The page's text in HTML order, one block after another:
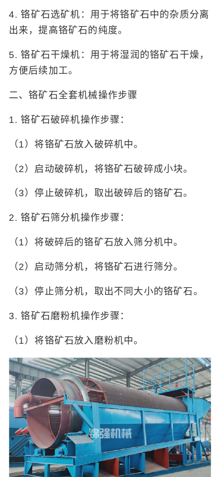
4. 铬矿石选矿机：用于将铬矿石中的杂质分离
出来，提高铬矿石的纯度。
5. 铬矿石干燥机：用于将湿润的铬矿石干燥，
方便后续加工。
二、铬矿石全套机械操作步骤
1. 铬矿石破碎机操作步骤：
（1）将铬矿石放入破碎机中。
（2）启动破碎机，将铬矿石破碎成小块。
（3）停止破碎机，取出破碎后的铬矿石。
2. 铬矿石筛分机操作步骤：
（1）将破碎后的铬矿石放入筛分机中。
（2）启动筛分机，将铬矿石进行筛分。
（3）停止筛分机，取出不同大小的铬矿石。
3. 铬矿石磨粉机操作步骤：
（1）将铬矿石放入磨粉机中。